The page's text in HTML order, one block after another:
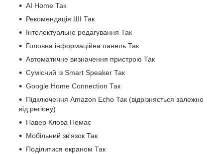
AI Home Так
Рекомендація ШІ Так
Інтелектуальне редагування Так
Головна інформаційна панель Так
Автоматичне визначення пристрою Так
Сумісний із Smart Speaker Так
Google Home Connection Так
Підключення Amazon Echo Так (відрізняється залежно
від регіону)
Навер Клова Немає
Мобільний зв'язок Так
Поділитися екраном Так